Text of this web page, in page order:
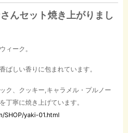
んセット焼き上がりまし
ィーク。
ばしい香りに包まれています。
ク、クッキー,キャラメル・プルノー
丁寧に焼き上げています。
yaki-01.html